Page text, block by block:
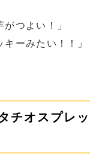
つよい！」
ーみたい！！」
チオスプレッ